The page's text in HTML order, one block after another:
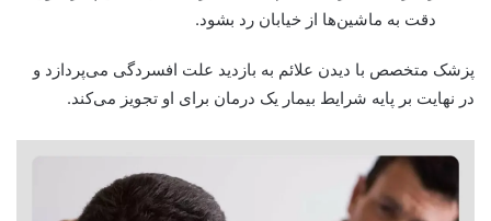
دقت به ماشین‌ها از خیابان رد بشود.
پزشک متخصص با دیدن علائم به بازدید علت افسردگی می‌پردازد و
در نهایت بر پایه شرایط بیمار یک درمان برای او تجویز می‌کند.